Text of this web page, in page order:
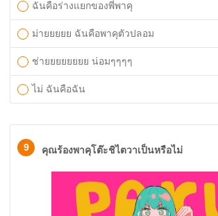
ฉันคือร่างแยกของพี่พาคุ
ม่ายยยยย ฉันคือพาคุตัวปลอม
ช่ายยยยยยยย น่อมๆๆๆๆ
ไม่ ฉันคือฉัน
9 คุณร้องพาคุโต๊ะชิไตวาเป็นหรือไม่